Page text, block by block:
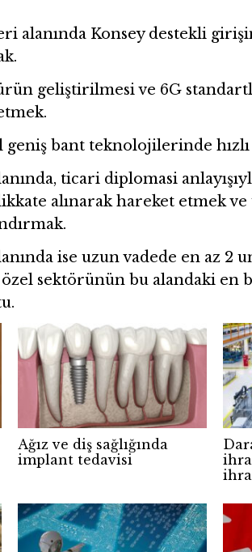
Konsey destekli
geliştirilmesi ve 6G
bant teknolojilerinde hızlı
ticari diplomasi anlayışıyla
alınarak hareket etmek
ise uzun vadede en az 2
sektörünün bu alandaki en
Ağız ve diş sağlığında
implant tedavisi